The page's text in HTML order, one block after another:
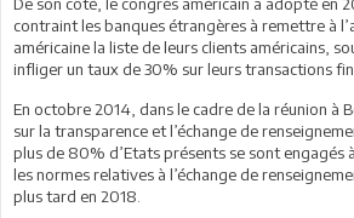
contraint les banques étrangères à remettre à
américaine la liste de leurs clients américains,
infliger un taux de 30% sur leurs transactions
En octobre 2014, dans le cadre de la réunion à
sur la transparence et l’échange de
plus de 80% d’Etats présents se sont engagés
les normes relatives à l’échange de
plus tard en 2018.